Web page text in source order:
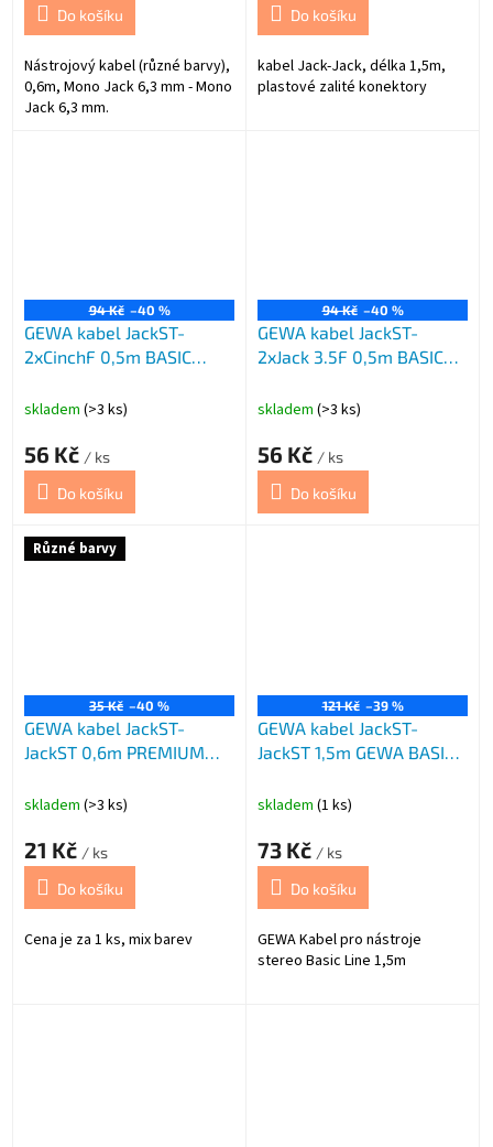
Do košíku
Nástrojový kabel (různé barvy),
0,6m, Mono Jack 6,3 mm - Mono
Jack 6,3 mm.
Do košíku
kabel Jack-Jack, délka 1,5m,
plastové zalité konektory
94 Kč –40 %
GEWA kabel JackST-
2xCinchF 0,5m BASIC
skladem (>3 ks)
56 Kč / ks
Do košíku
94 Kč –40 %
GEWA kabel JackST-
2xJack 3.5F 0,5m BASIC
skladem (>3 ks)
56 Kč / ks
Do košíku
Různé barvy
35 Kč –40 %
GEWA kabel JackST-
JackST 0,6m PREMIUM
skladem (>3 ks)
21 Kč / ks
Do košíku
Cena je za 1 ks, mix barev
121 Kč –39 %
GEWA kabel JackST-
JackST 1,5m GEWA BASIC
skladem (1 ks)
73 Kč / ks
Do košíku
GEWA Kabel pro nástroje
stereo Basic Line 1,5m